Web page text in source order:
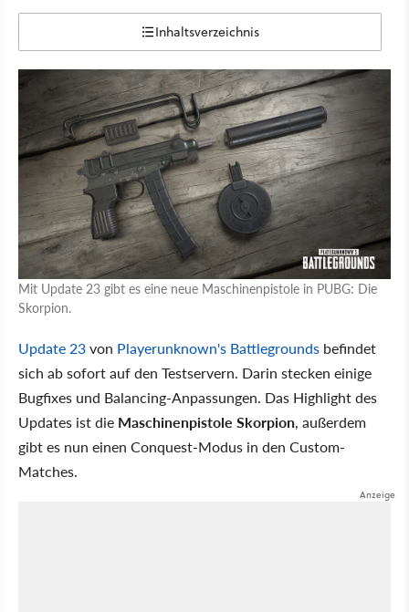
Inhaltsverzeichnis
Mit Update 23 gibt es eine neue Maschinenpistole in PUBG: Die
Skorpion.
Update 23von Playerunknown's Battlegrounds befindet
sich ab sofort auf den Testservern. Darin stecken einige
Bugfixes und Balancing-Anpassungen. Das Highlight des
Updates ist die Maschinenpistole Skorpion, außerdem
gibt es nun einen Conquest-Modus in den Custom-
Matches.